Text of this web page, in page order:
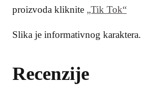
proizvoda kliknite „Tik Tok“
Slika je informativnog karaktera.
Recenzije